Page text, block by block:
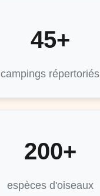
45+
campings répertoriés
200+
espèces d'oiseaux